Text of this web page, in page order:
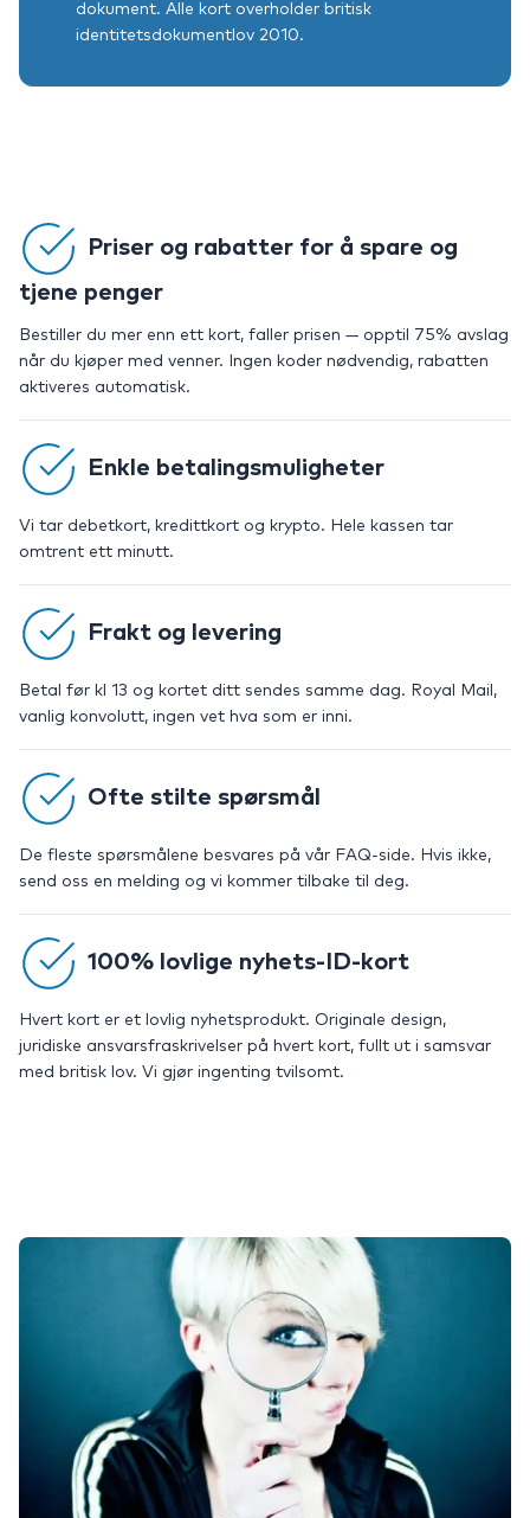
dokument. Alle kort overholder britisk
identitetsdokumentlov 2010.
Priser og rabatter for å spare og
tjene penger
Bestiller du mer enn ett kort, faller prisen — opptil 75% avslag
når du kjøper med venner. Ingen koder nødvendig, rabatten
aktiveres automatisk.
Enkle betalingsmuligheter
Vi tar debetkort, kredittkort og krypto. Hele kassen tar
omtrent ett minutt.
Frakt og levering
Betal før kl 13 og kortet ditt sendes samme dag. Royal Mail,
vanlig konvolutt, ingen vet hva som er inni.
Ofte stilte spørsmål
De fleste spørsmålene besvares på vår FAQ-side. Hvis ikke,
send oss en melding og vi kommer tilbake til deg.
100% lovlige nyhets-ID-kort
Hvert kort er et lovlig nyhetsprodukt. Originale design,
juridiske ansvarsfraskrivelser på hvert kort, fullt ut i samsvar
med britisk lov. Vi gjør ingenting tvilsomt.